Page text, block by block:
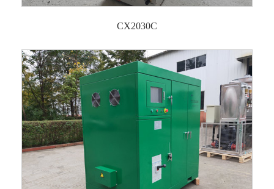
CX2030C